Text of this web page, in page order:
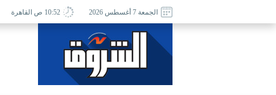
الجمعة 7 أغسطس 2026 10:52 ص القاهرة